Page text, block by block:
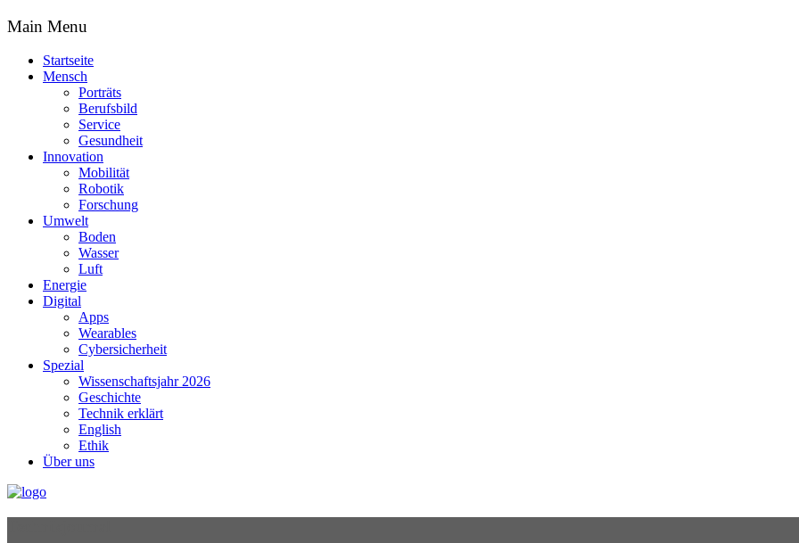
Main Menu
Startseite
Mensch
Porträts
Berufsbild
Service
Gesundheit
Innovation
Mobilität
Robotik
Forschung
Umwelt
Boden
Wasser
Luft
Energie
Digital
Apps
Wearables
Cybersicherheit
Spezial
Wissenschaftsjahr 2026
Geschichte
Technik erklärt
English
Ethik
Über uns